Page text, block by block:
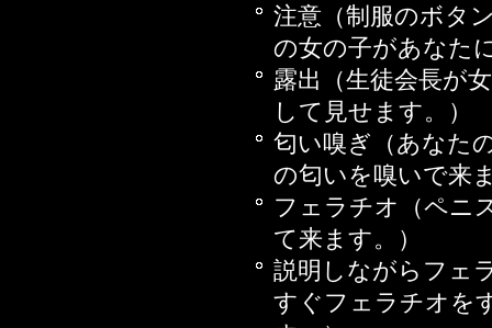
2016年10月07日発
婦編 後編
2016年09月30日発
2016年09月23日発
2016年09月16日発
2016年08月12日発
婦編 前編
2016年07月08日発
2016年07月01日発
2016年06月17日発
注意（制服のボタ
の女の子があなた
露出（生徒会長が
して見せます。）
匂い嗅ぎ（あなた
の匂いを嗅いで来
フェラチオ（ペニ
て来ます。）
説明しながらフェ
すぐフェラチオを